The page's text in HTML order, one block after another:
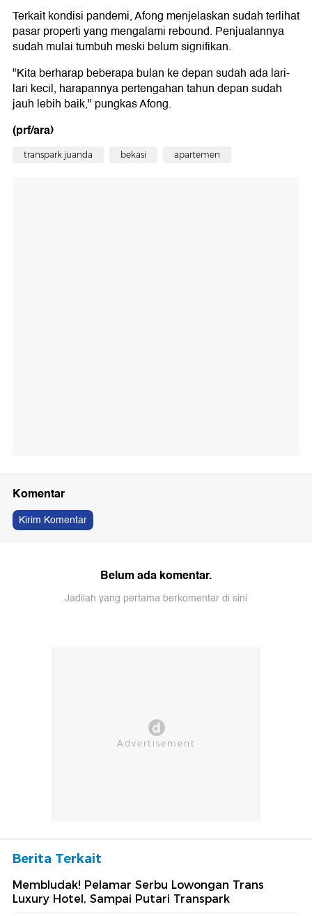
Terkait kondisi pandemi, Afong menjelaskan sudah terlihat
pasar properti yang mengalami rebound. Penjualannya
sudah mulai tumbuh meski belum signifikan.
"Kita berharap beberapa bulan ke depan sudah ada lari-
lari kecil, harapannya pertengahan tahun depan sudah
jauh lebih baik," pungkas Afong.
(prf/ara)
transpark juanda bekasi apartemen
Komentar
Kirim Komentar
Belum ada komentar.
Jadilah yang pertama berkomentar di sini
Berita Terkait
Membludak! Pelamar Serbu Lowongan Trans
Luxury Hotel, Sampai Putari Transpark